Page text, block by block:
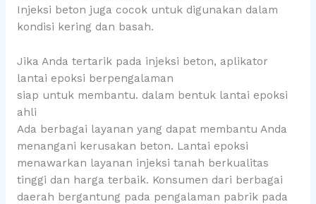
Injeksi beton juga cocok untuk digunakan dalam
kondisi kering dan basah.
Jika Anda tertarik pada injeksi beton, aplikator
lantai epoksi berpengalaman
siap untuk membantu. dalam bentuk lantai epoksi
ahli
Ada berbagai layanan yang dapat membantu Anda
menangani kerusakan beton. Lantai epoksi
menawarkan layanan injeksi tanah berkualitas
tinggi dan harga terbaik. Konsumen dari berbagai
daerah bergantung pada pengalaman pabrik pada